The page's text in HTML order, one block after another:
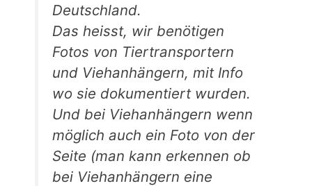
Deutschland.
Das heisst, wir benötigen
Fotos von Tiertransportern
und Viehanhängern, mit Info
wo sie dokumentiert wurden.
Und bei Viehanhängern wenn
möglich auch ein Foto von der
Seite (man kann erkennen ob
bei Viehanhängern eine